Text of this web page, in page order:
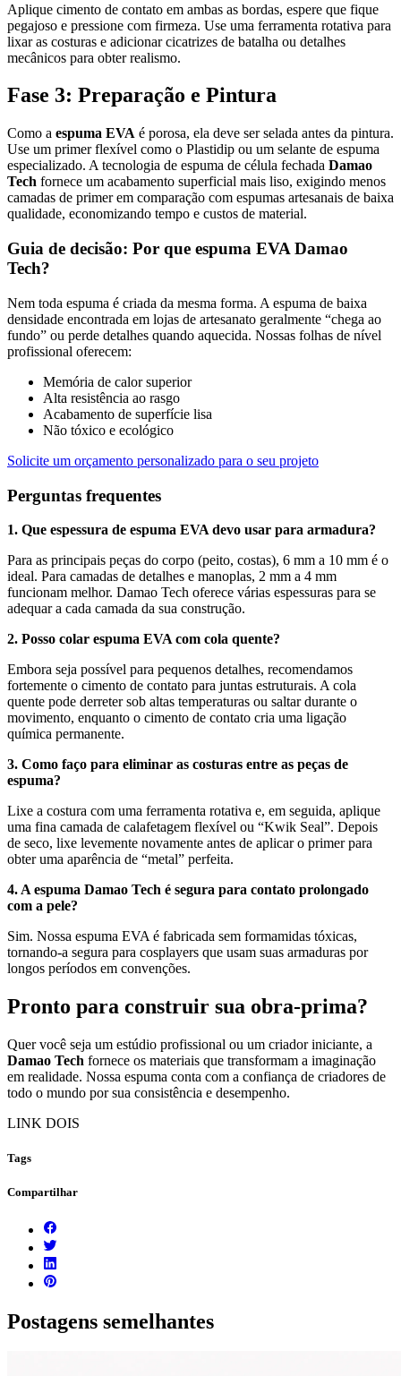
Aplique cimento de contato em ambas as bordas, espere que fique
pegajoso e pressione com firmeza. Use uma ferramenta rotativa para
lixar as costuras e adicionar cicatrizes de batalha ou detalhes
mecânicos para obter realismo.
Fase 3: Preparação e Pintura
Como a espuma EVA é porosa, ela deve ser selada antes da pintura.
Use um primer flexível como o Plastidip ou um selante de espuma
especializado. A tecnologia de espuma de célula fechada Damao
Tech fornece um acabamento superficial mais liso, exigindo menos
camadas de primer em comparação com espumas artesanais de baixa
qualidade, economizando tempo e custos de material.
Guia de decisão: Por que espuma EVA Damao
Tech?
Nem toda espuma é criada da mesma forma. A espuma de baixa
densidade encontrada em lojas de artesanato geralmente “chega ao
fundo” ou perde detalhes quando aquecida. Nossas folhas de nível
profissional oferecem:
Memória de calor superior
Alta resistência ao rasgo
Acabamento de superfície lisa
Não tóxico e ecológico
Solicite um orçamento personalizado para o seu projeto
Perguntas frequentes
1. Que espessura de espuma EVA devo usar para armadura?
Para as principais peças do corpo (peito, costas), 6 mm a 10 mm é o
ideal. Para camadas de detalhes e manoplas, 2 mm a 4 mm
funcionam melhor. Damao Tech oferece várias espessuras para se
adequar a cada camada da sua construção.
2. Posso colar espuma EVA com cola quente?
Embora seja possível para pequenos detalhes, recomendamos
fortemente o cimento de contato para juntas estruturais. A cola
quente pode derreter sob altas temperaturas ou saltar durante o
movimento, enquanto o cimento de contato cria uma ligação
química permanente.
3. Como faço para eliminar as costuras entre as peças de
espuma?
Lixe a costura com uma ferramenta rotativa e, em seguida, aplique
uma fina camada de calafetagem flexível ou “Kwik Seal”. Depois
de seco, lixe levemente novamente antes de aplicar o primer para
obter uma aparência de “metal” perfeita.
4. A espuma Damao Tech é segura para contato prolongado
com a pele?
Sim. Nossa espuma EVA é fabricada sem formamidas tóxicas,
tornando-a segura para cosplayers que usam suas armaduras por
longos períodos em convenções.
Pronto para construir sua obra-prima?
Quer você seja um estúdio profissional ou um criador iniciante, a
Damao Tech fornece os materiais que transformam a imaginação
em realidade. Nossa espuma conta com a confiança de criadores de
todo o mundo por sua consistência e desempenho.
LINK DOIS
Tags
Compartilhar
Postagens semelhantes